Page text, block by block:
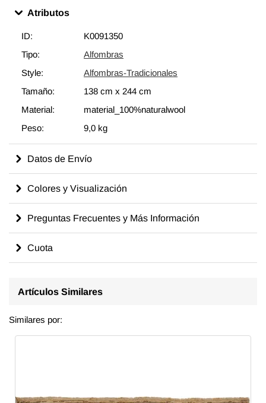
Atributos
ID:
K0091350
Tipo:
Alfombras
Style:
Alfombras-Tradicionales
Tamaño:
138 cm x 244 cm
Material:
material_100%naturalwool
Peso:
9,0 kg
Datos de Envío
Colores y Visualización
Preguntas Frecuentes y Más Información
Cuota
Artículos Similares
Similares por: